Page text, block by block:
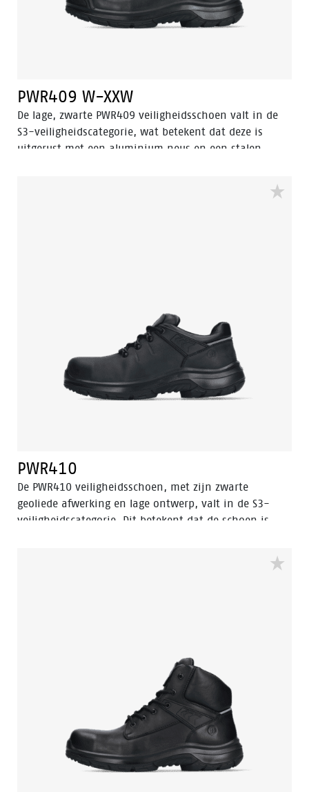
PWR409 W-XXW
De lage, zwarte PWR409 veiligheidsschoen valt in de
S3-veiligheidscategorie, wat betekent dat deze is
uitgerust met een aluminium neus en een stalen
3.0, Easy Rolling®, Heel Lock System®, en het Tunnel
uitstekende grip biedt, inclusief ladder grip en is
bestand tegen zeer hoge temperaturen. Bovendien
zorgt Odor Control ervoor dat uw voeten altijd fris en
hygiënisch blijven.
PWR410
De PWR410 veiligheidsschoen, met zijn zwarte
geoliede afwerking en lage ontwerp, valt in de S3-
veiligheidscategorie. Dit betekent dat de schoen is
Bovendien is deze schoen voorzien van geavanceerde
ladders, en bestand is tegen zeer hoge temperaturen.
Daarnaast zorgt Odor Control ervoor dat de voeten te
allen tijde fris en hygiënisch blijven.